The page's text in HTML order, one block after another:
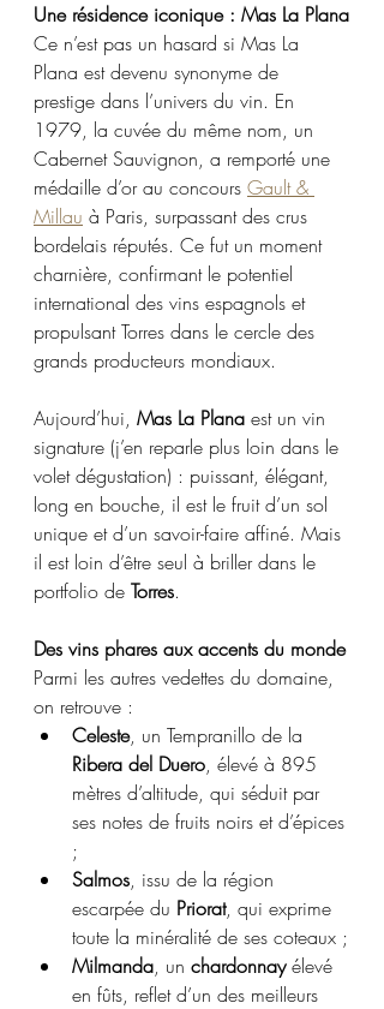
Une résidence iconique : Mas La Plana
Ce n’est pas un hasard si Mas La
Plana est devenu synonyme de
prestige dans l’univers du vin. En
1979, la cuvée du même nom, un
Cabernet Sauvignon, a remporté une
médaille d’or au concours Gault &
Millau à Paris, surpassant des crus
bordelais réputés. Ce fut un moment
charnière, confirmant le potentiel
international des vins espagnols et
propulsant Torres dans le cercle des
grands producteurs mondiaux.
Aujourd’hui, Mas La Plana est un vin
signature (j’en reparle plus loin dans le
volet dégustation) : puissant, élégant,
long en bouche, il est le fruit d’un sol
unique et d’un savoir-faire affiné. Mais
il est loin d’être seul à briller dans le
portfolio de Torres.
Des vins phares aux accents du monde
Parmi les autres vedettes du domaine,
on retrouve :
Celeste, un Tempranillo de la
Ribera del Duero, élevé à 895
mètres d’altitude, qui séduit par
ses notes de fruits noirs et d’épices
;
Salmos, issu de la région
escarpée du Priorat, qui exprime
toute la minéralité de ses coteaux ;
Milmanda, un chardonnay élevé
en fûts, reflet d’un des meilleurs